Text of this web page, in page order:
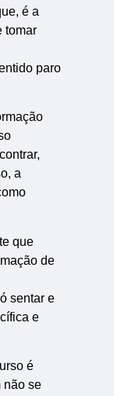
é a
tomar
paro
a
que
de
sentar e
e
é
não se